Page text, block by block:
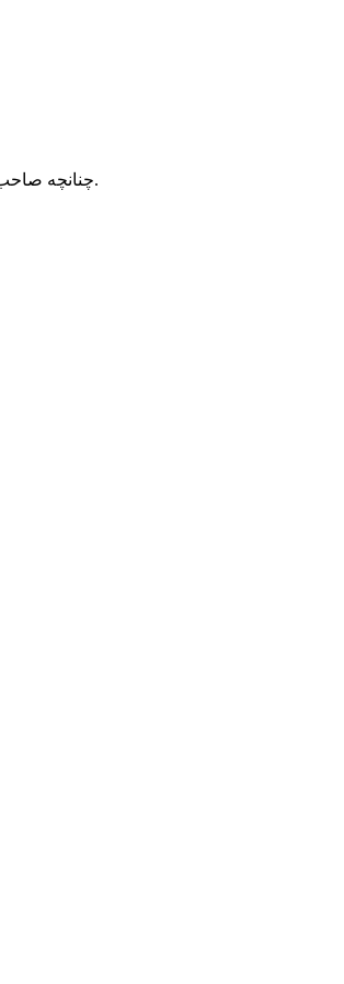
چنانچهبا شرکت سرورپارس تماس حاصل نمایید.